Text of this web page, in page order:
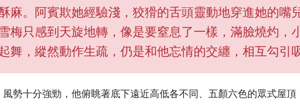
麻。阿賓欺她經驗淺，狡猾的舌頭靈動地穿進她的嘴
梅只感到天旋地轉，像是要窒息了一樣，滿臉燒灼，
舞，縱然動作生疏，仍是和他忘情的交纏，相互勾引
風勢十分強勁，他俯眺著底下遠近高低各不同、五顏六色的眾式屋